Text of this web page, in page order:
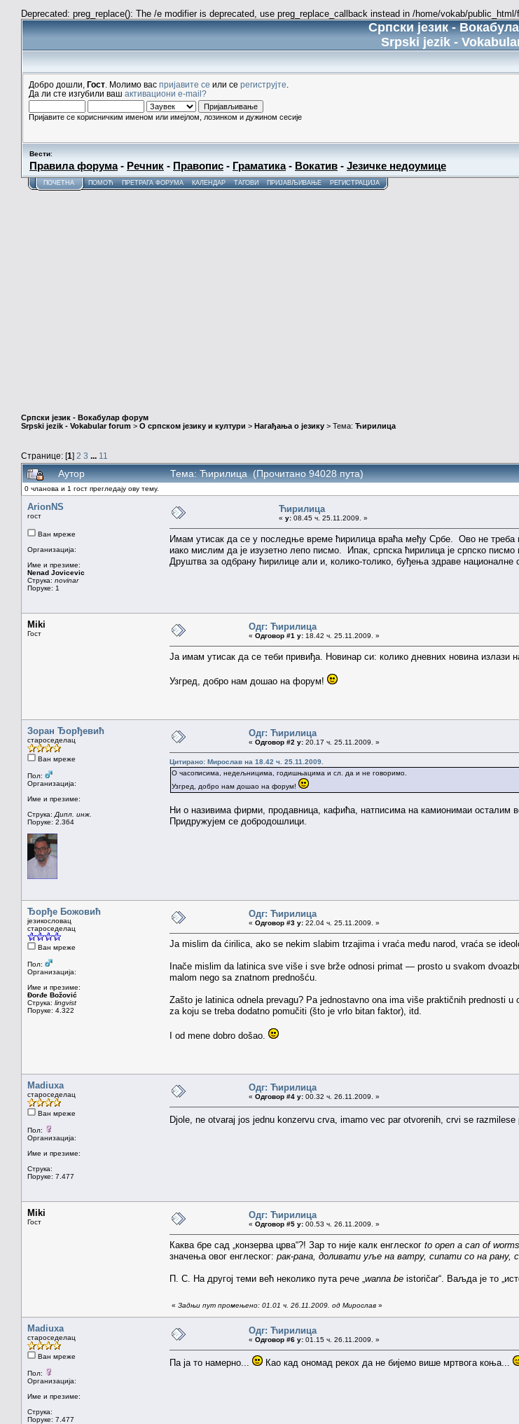
Deprecated: preg_replace(): The /e modifier is deprecated, use preg_replace_callback instead in /home/vokab/
Српски језик -
Srpski jezik -
Добро дошли, Гост . Молимо вас пријавите се или се региструјте
Да ли сте изгубили ваш активациони e-mail?
Пријавите се корисничким именом или имејлом, лозинком и дужином сесије
Вести:
Правила форума- Речник - Правопис - Граматика- Вокатив - Језичке недоумице
ПОЧЕТНА ПОМОЋ ПРЕТРАГА ФОРУМА КАЛЕНДАР ТАГОВИ ПРИЈАВЉИВАЊЕ РЕГИСТРАЦИЈА
Српски језик - Вокабулар форум
Srpski jezik - Vokabular forum > О српском језику и култури > Нагађања о језику > Тема: Ћирилица
Странице: [1] 2 3 ... 11
Аутор Тема: Ћирилица (Прочитано 94028 пута)
0 чланова и 1 гост прегледају ову тему.
ArionNS
гост
Ван мреже
Организација:
Име и презиме:
Nenad Jovicevic
Струка: novinar
Поруке: 1
Ћирилица
« у: 08.45 ч. 25.11.2009. »
Имам утисак да се у последње време ћирилица враћа међу Србе. Ово не треба
иако мислим да је изузетно лепо писмо. Ипак, српска ћирилица је српско
Друштва за одбрану ћирилице али и, колико-толико, буђења здраве националне
Miki
Гост
Одг: Ћирилица
« Одговор #1 у: 18.42 ч. 25.11.2009. »
Ја имам утисак да се теби привиђа. Новинар си: колико дневних новина
Узгред, добро нам дошао на форум!
Зоран Ђорђевић
староседелац
Ван мреже
Пол:
Организација:
Име и презиме:
Струка: Дипл. инж.
Поруке: 2.364
Одг: Ћирилица
« Одговор #2 у: 20.17 ч. 25.11.2009. »
Цитирано: Мирослав на 18.42 ч. 25.11.2009.
О часописима, недељницима, годишњацима и сл. да и не говоримо.
Узгред, добро нам дошао на форум!
Ни о називима фирми, продавница, кафића, натписима на камионимаи осталим
Придружујем се добродошлици.
Ђорђе Божовић
језикословац
староседелац
Ван мреже
Пол:
Организација:
Име и презиме:
Đorđe Božović
Струка: lingvist
Поруке: 4.322
Одг: Ћирилица
« Одговор #3 у: 22.04 ч. 25.11.2009. »
Ja mislim da ćirilica, ako se nekim slabim trzajima i vraća među narod, vraća se
Inače mislim da latinica sve više i sve brže odnosi primat — prosto u svakom
malom nego sa znatnom prednošću.
Zašto je latinica odnela prevagu? Pa jednostavno ona ima više praktičnih prednosti
za koju se treba dodatno pomučiti (što je vrlo bitan faktor), itd.
I od mene dobro došao.
Madiuxa
староседелац
Ван мреже
Пол:
Организација:
Име и презиме:
Струка:
Поруке: 7.477
Одг: Ћирилица
« Одговор #4 у: 00.32 ч. 26.11.2009. »
Djole, ne otvaraj jos jednu konzervu crva, imamo vec par otvorenih, crvi se razmilese
Miki
Гост
Одг: Ћирилица
« Одговор #5 у: 00.53 ч. 26.11.2009. »
Каква бре сад „конзерва црва“?! Зар то није калк енглеског to open a can of worms
значења овог енглеског: рак-рана, доливати уље на ватру, сипати со на
П. С. На другој теми већ неколико пута рече „ wanna be istoričar“. Ваљда је то
« Задњи пут промењено: 01.01 ч. 26.11.2009. од Мирослав »
Madiuxa
староседелац
Ван мреже
Пол:
Организација:
Име и презиме:
Струка:
Поруке: 7.477
Одг: Ћирилица
« Одговор #6 у: 01.15 ч. 26.11.2009. »
Па ја то намерно... Као кад ономад рекох да не бијемо више мртвога коња...